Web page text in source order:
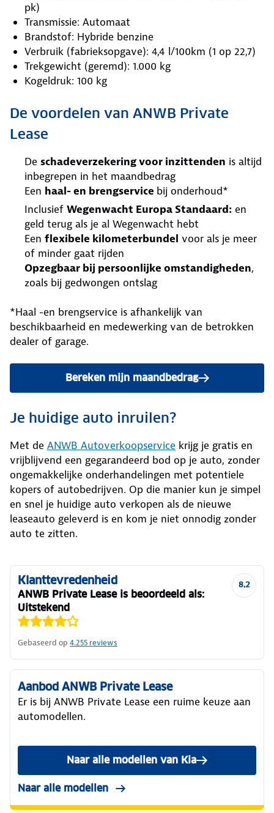
pk)
Transmissie: Automaat
Brandstof: Hybride benzine
Verbruik (fabrieksopgave): 4,4 l/100km (1 op 22,7)
Trekgewicht (geremd): 1.000 kg
Kogeldruk: 100 kg
De voordelen van ANWB Private
Lease
De schadeverzekering voor inzittenden is altijd
inbegrepen in het maandbedrag
Een haal- en brengservice bij onderhoud*
Inclusief Wegenwacht Europa Standaard: en
geld terug als je al Wegenwacht hebt
Een flexibele kilometerbundel voor als je meer
of minder gaat rijden
Opzegbaar bij persoonlijke omstandigheden,
zoals bij gedwongen ontslag
*Haal -en brengservice is afhankelijk van
beschikbaarheid en medewerking van de betrokken
dealer of garage.
Bereken mijn maandbedrag
Je huidige auto inruilen?
Met de ANWB Autoverkoopservice krijg je gratis en
vrijblijvend een gegarandeerd bod op je auto, zonder
ongemakkelijke onderhandelingen met potentiele
kopers of autobedrijven. Op die manier kun je simpel
en snel je huidige auto verkopen als de nieuwe
leaseauto geleverd is en kom je niet onnodig zonder
auto te zitten.
8,2
Klanttevredenheid
ANWB Private Lease is beoordeeld als:
Uitstekend
Gebaseerd op 4.255 reviews
Aanbod ANWB Private Lease
Er is bij ANWB Private Lease een ruime keuze aan
automodellen.
Naar alle modellen van Kia
Naar alle modellen